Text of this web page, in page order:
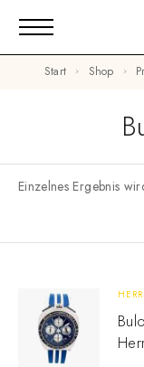
Start Shop
Einzelnes Ergebnis